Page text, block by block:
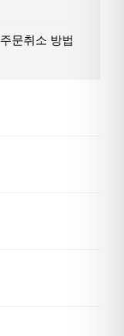
문취소 방법